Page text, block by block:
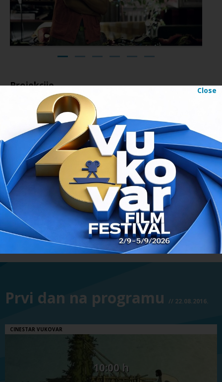
Close
Projekcije
22.08.2016. TERASA AGENCIJE ZA VODNE PUTOVE
Na projekcije u Cinestaru Vukovar, na Vukovarskoj adi, Kinu Borovo u
Borovom naselju, Centru znanja Vinkovci, Centru kulture Valpovo i
Muzeju vučedolske kulture ulaz je slobodan. Ulaznice za Terasu
agencije za vodne putove i Perivoj dvorca Eltz mogu se kupiti svaki dan
tijekom trajanja festivala. Cijena je 15 HRK. Više informacija o
ulaznicama
MATURA
PRETHODNI FILM
TONI ERDMANN
SLJEDEĆI FILM
Prvi dan na programu // 22.08.2016.
CINESTAR VUKOVAR
10:00 h